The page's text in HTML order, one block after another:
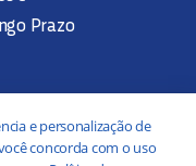
Prazo
e personalização de
concorda com o uso